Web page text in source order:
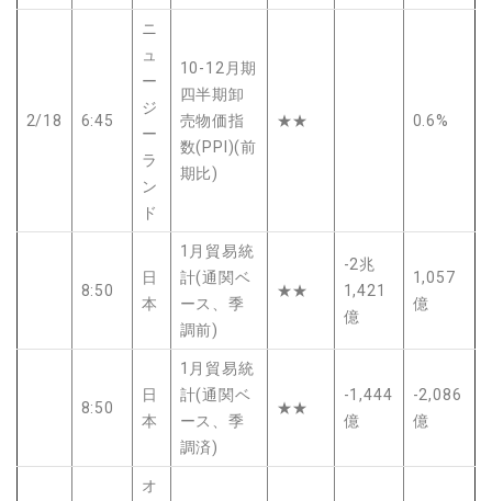
2/18 6:45
ニ
ュ
ー
ジ
ー
ラ
ン
ド
10-12月期
四半期卸
売物価指
数(PPI)(前
期比)
★★ 0.6%
8:50
日
本
1月貿易統
計(通関ベ
ース、季
調前)
★★
-2兆
1,421
億
1,057
億
8:50
日
本
1月貿易統
計(通関ベ
ース、季
調済)
★★
-1,444
億
-2,086
億
オ